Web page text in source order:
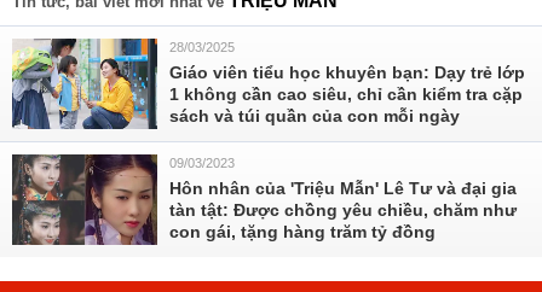
28/03/2025
Giáo viên tiểu học khuyên bạn: Dạy trẻ lớp
1 không cần cao siêu, chỉ cần kiểm tra cặp
sách và túi quần của con mỗi ngày
09/03/2023
Hôn nhân của 'Triệu Mẫn' Lê Tư và đại gia
tàn tật: Được chồng yêu chiều, chăm như
con gái, tặng hàng trăm tỷ đồng